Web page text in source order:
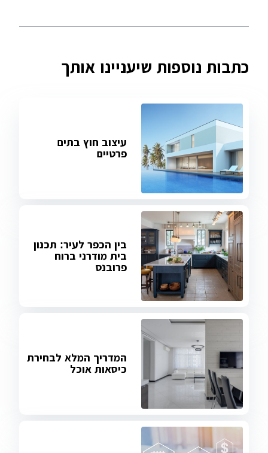
כתבות נוספות שיעניינו אותך
עיצוב חוץ בתים
פרטיים
בין הכפר לעיר: תכנון
בית מודרני ברוח
פרובנס
המדריך המלא לבחירת
כיסאות אוכל